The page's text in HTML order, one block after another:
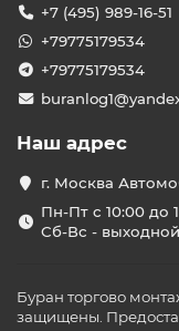
+7 (495) 989-16-51
+79775179534
+79775179534
Наш адрес
г. Москва
Пн-Пт с 10:00 до
Сб-Вс - выходной
Буран торгово
защищены.